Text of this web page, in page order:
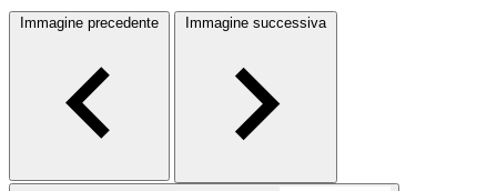
Immagine precedente Immagine successiva